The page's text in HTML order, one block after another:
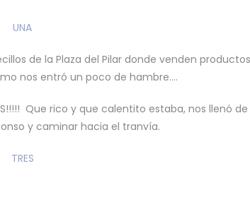
de la Plaza del Pilar donde venden
nos entró un poco de hambre….
Que rico y que calentito estaba, nos llenó de
y caminar hacia el tranvía.